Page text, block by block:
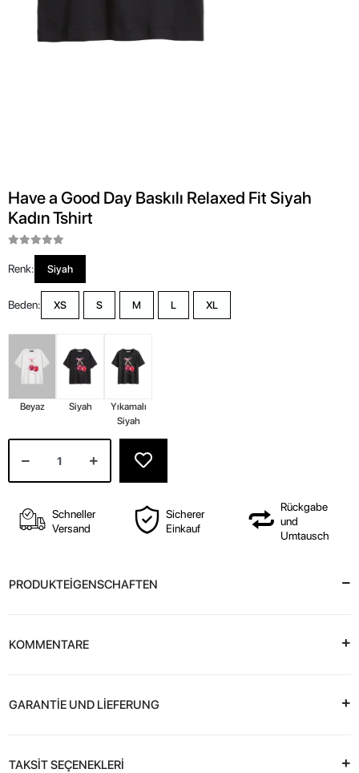
Have a Good Day Baskılı Relaxed Fit Siyah
Kadın Tshirt
Renk: Siyah
Beden: XS S M L XL
Beyaz Siyah
Yıkamalı
Siyah
Schneller
Versand
Sicherer
Einkauf
Rückgabe
und
Umtausch
PRODUKTEİGENSCHAFTEN
KOMMENTARE
GARANTİE UND LİEFERUNG
TAKSİT SEÇENEKLERİ